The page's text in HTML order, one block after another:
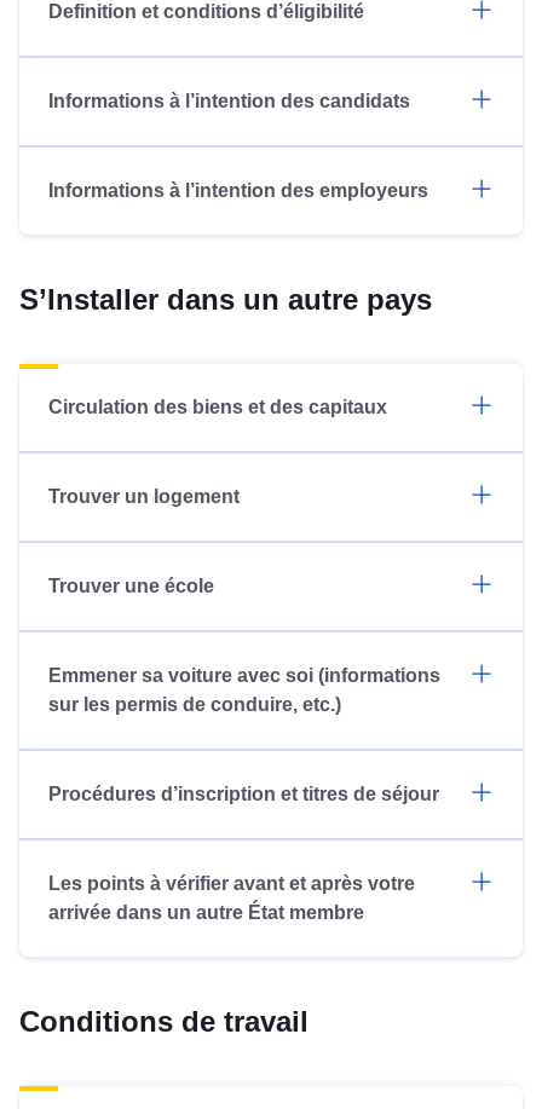
Definition et conditions d’éligibilité
Informations à l’intention des candidats
Informations à l’intention des employeurs
S’Installer dans un autre pays
Circulation des biens et des capitaux
Trouver un logement
Trouver une école
Emmener sa voiture avec soi (informations
sur les permis de conduire, etc.)
Procédures d’inscription et titres de séjour
Les points à vérifier avant et après votre
arrivée dans un autre État membre
Conditions de travail